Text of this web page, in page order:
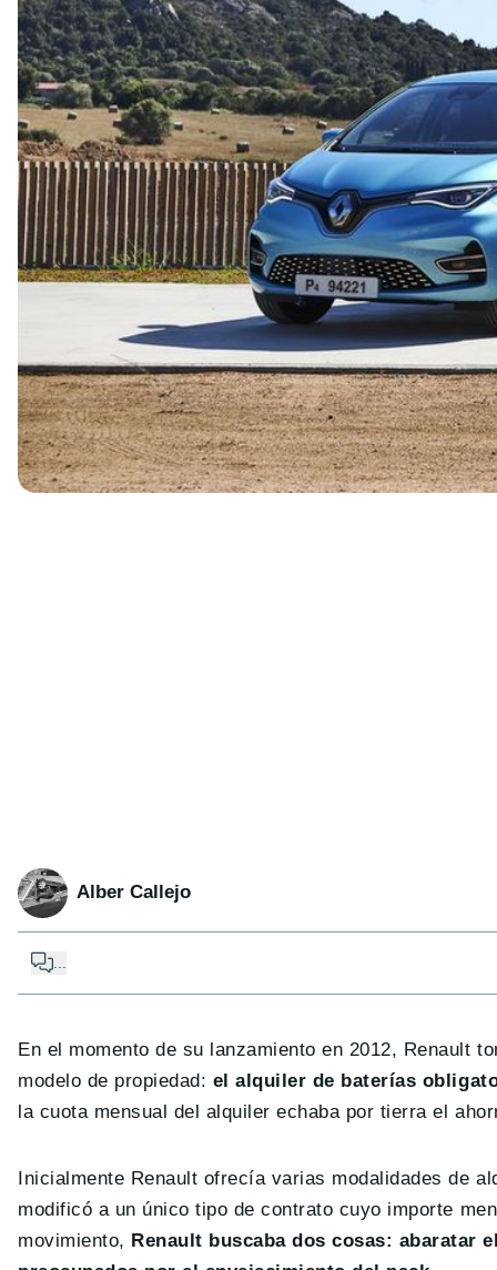
Alber Callejo
En el momento de su lanzamiento en 2012, Renault
modelo de propiedad: el alquiler de baterías
la cuota mensual del alquiler echaba por tierra el
Inicialmente Renault ofrecía varias modalidades de
modificó a un único tipo de contrato cuyo importe
movimiento, Renault buscaba dos cosas: